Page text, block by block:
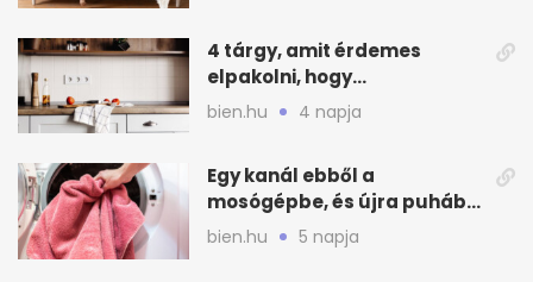
4 tárgy, amit érdemes
elpakolni, hogy
hűvösebbnek tűnjön a lakás
bien.hu 4 napja
Egy kanál ebből a
mosógépbe, és újra puhább
lesz a törölköző
bien.hu 5 napja